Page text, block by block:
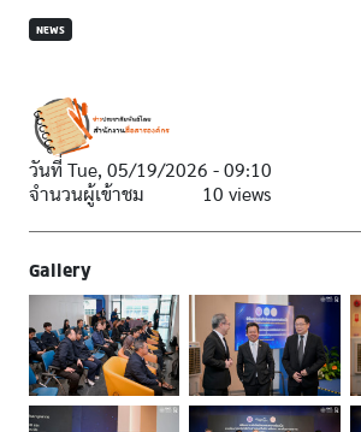
NEWS
วันที่ Tue, 05/19/2026 - 09:10
จำนวนผู้เข้าชม
10 views
Gallery